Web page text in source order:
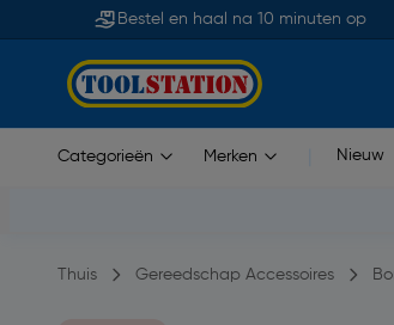
Bestel en haal na 10 minuten op
Categorieën Merken Nieuw
Thuis Gereedschap Accessoires